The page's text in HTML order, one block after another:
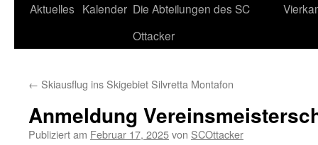
Zum
Aktuelles Kalender Die Abteilungen des SC
Ottacker
← Skiausflug ins Skigebiet Silvretta Montafon
Anmeldung
Publiziert am Februar 17, 2025von SCOttacker